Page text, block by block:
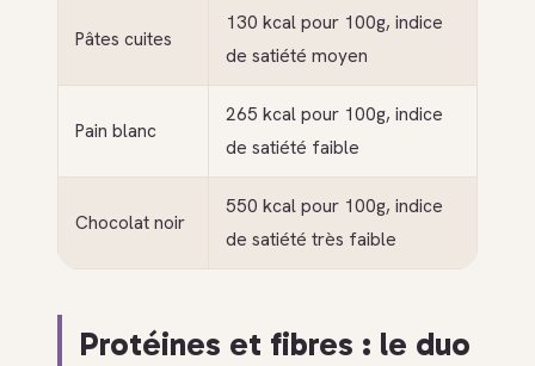
Pâtes cuites
130 kcal pour 100g, indice
de satiété moyen
Pain blanc
265 kcal pour 100g, indice
de satiété faible
Chocolat noir
550 kcal pour 100g, indice
de satiété très faible
Protéines et fibres : le duo